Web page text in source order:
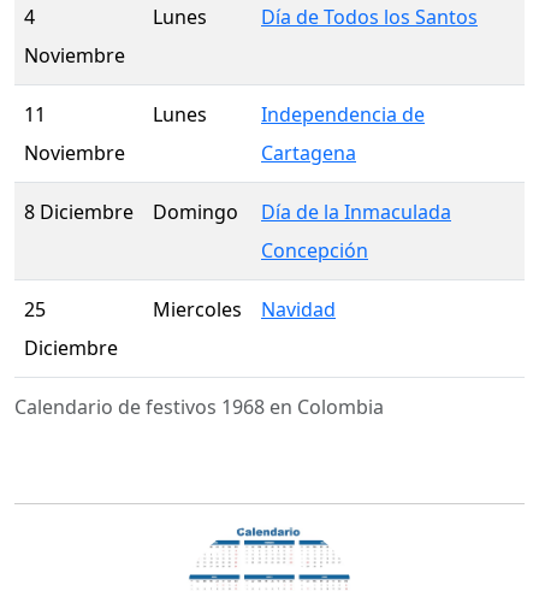
Calendario de festivos 1968 en Colombia
4
Noviembre
Lunes Día de Todos los Santos
11
Noviembre
Lunes
Independencia de
Cartagena
8 Diciembre Domingo
Día de la Inmaculada
Concepción
25
Diciembre
Miercoles Navidad